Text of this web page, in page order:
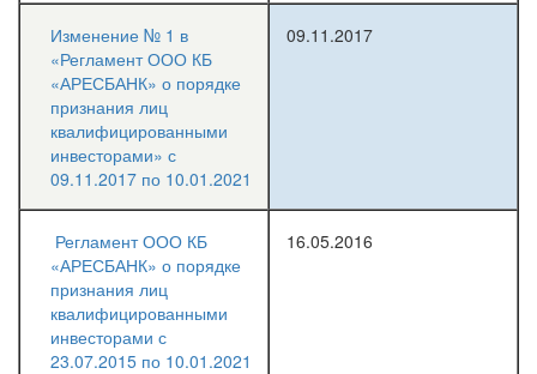
Изменение № 1 в
«Регламент ООО КБ
«АРЕСБАНК» о порядке
признания лиц
квалифицированными
инвесторами» с
09.11.2017 по 10.01.2021
09.11.2017
Регламент ООО КБ
«АРЕСБАНК» о порядке
признания лиц
квалифицированными
инвесторами с
23.07.2015 по 10.01.2021
16.05.2016